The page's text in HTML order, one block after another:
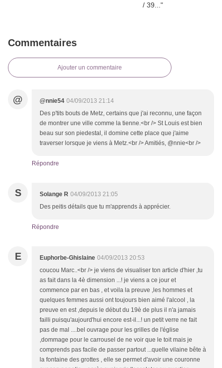
Commentaires
Ajouter un commentaire
@ @nnie54 04/09/2013 21:14
Des p'tits bouts de Metz, certains que j'ai reconnu, une façon
de montrer une ville comme la tienne.<br /> St Louis est bien
beau sur son piedestal, il domine cette place que j'aime
traverser lorsque je viens à Metz.<br /> Amitiés, @nnie<br />
Répondre
S Solange R 04/09/2013 21:05
Des peitis détails que tu m'apprends à apprécier.
Répondre
E Euphorbe-Ghislaine 04/09/2013 20:53
coucou Marc..<br /> je viens de visualiser ton article d'hier ,tu
as fait dans la 4è dimension ...! je viens a ce jour et
commence par en bas , et voila la preuve ,les hommes et
quelques femmes aussi ont toujours bien aimé l'alcool , la
preuve en est ,depuis le début du 19è de plus il n'a jamais
failli puisqu'aujourd'hui encore est-il...! un petit verre ne fait
pas de mal ....bel ouvrage pour les grilles de l'église
,dommage pour le carrousel de ne voir que le toit mais je
comprends pas facile de passer partout ...quelle vilaine bête à
la fontaine des grottes , elle se permet d'avoir une couronne